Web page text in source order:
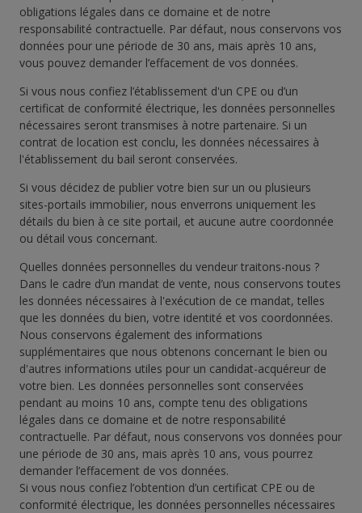
obligations légales dans ce domaine et de notre
responsabilité contractuelle. Par défaut, nous conservons vos
données pour une période de 30 ans, mais après 10 ans,
vous pouvez demander l’effacement de vos données.
Si vous nous confiez l’établissement d'un CPE ou d’un
certificat de conformité électrique, les données personnelles
nécessaires seront transmises à notre partenaire. Si un
contrat de location est conclu, les données nécessaires à
l'établissement du bail seront conservées.
Si vous décidez de publier votre bien sur un ou plusieurs
sites-portails immobilier, nous enverrons uniquement les
détails du bien à ce site portail, et aucune autre coordonnée
ou détail vous concernant.
Quelles données personnelles du vendeur traitons-nous ?
Dans le cadre d’un mandat de vente, nous conservons toutes
les données nécessaires à l'exécution de ce mandat, telles
que les données du bien, votre identité et vos coordonnées.
Nous conservons également des informations
supplémentaires que nous obtenons concernant le bien ou
d'autres informations utiles pour un candidat-acquéreur de
votre bien. Les données personnelles sont conservées
pendant au moins 10 ans, compte tenu des obligations
légales dans ce domaine et de notre responsabilité
contractuelle. Par défaut, nous conservons vos données pour
une période de 30 ans, mais après 10 ans, vous pourrez
demander l’effacement de vos données.
Si vous nous confiez l’obtention d’un certificat CPE ou de
conformité électrique, les données personnelles nécessaires